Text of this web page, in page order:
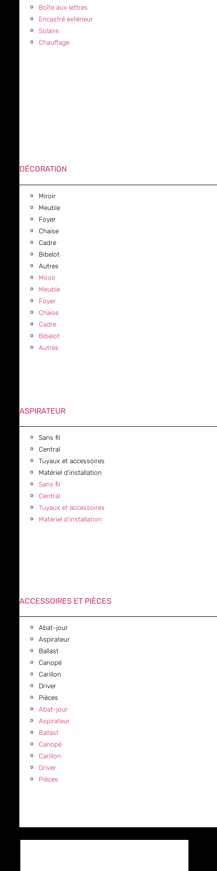
Boîte aux lettres
Encastré extérieur
Solaire
Chauffage
DÉCORATION
Miroir
Meuble
Foyer
Chaise
Cadre
Bibelot
Autres
Miroir
Meuble
Foyer
Chaise
Cadre
Bibelot
Autres
ASPIRATEUR
Sans fil
Central
Tuyaux et accessoires
Matériel d’installation
Sans fil
Central
Tuyaux et accessoires
Matériel d’installation
ACCESSOIRES ET PIÈCES
Abat-jour
Aspirateur
Ballast
Canopé
Carillon
Driver
Pièces
Abat-jour
Aspirateur
Ballast
Canopé
Carillon
Driver
Pièces